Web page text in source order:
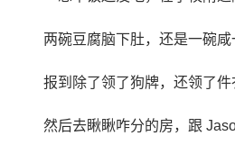
两碗豆腐脑下肚，还是一碗
报到除了领了狗牌，还领了
然后去瞅瞅咋分的房，跟